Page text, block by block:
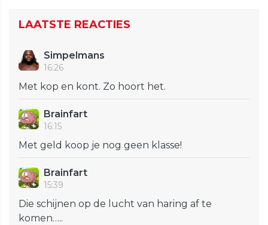
LAATSTE REACTIES
Simpelmans
16:26
Met kop en kont. Zo hoort het.
Brainfart
16:15
Met geld koop je nog geen klasse!
Brainfart
15:39
Die schijnen op de lucht van haring af te
komen…..